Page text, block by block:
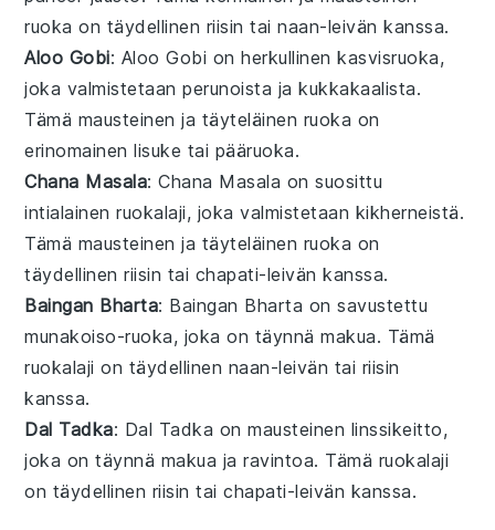
ruoka on täydellinen riisin tainaan-leivän kanssa.
Aloo Gobi: Aloo Gobi on herkullinen kasvisruoka,
joka valmistetaanperunoista jakukkakaalista.
Tämä mausteinen ja täyteläinen ruoka on
erinomainen lisuke tai pääruoka.
Chana Masala: Chana Masala on suosittu
intialainen ruokalaji, joka valmistetaan kikherneistä.
Tämä mausteinen ja täyteläinen ruoka on
täydellinenriisin tai chapati-leivän kanssa.
Baingan Bharta: Baingan Bharta on savustettu
munakoiso-ruoka, joka on täynnä makua. Tämä
ruokalaji on täydellinen naan-leivän tai riisin
kanssa.
Dal Tadka: Dal Tadka on mausteinen linssikeitto,
joka on täynnä makua ja ravintoa. Tämä ruokalaji
on täydellinen riisin taichapati-leivän kanssa.